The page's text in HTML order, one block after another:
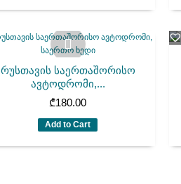
რუსთავის საერთაშორისო
ავტოდრომი,...
₾180.00
Add to Cart